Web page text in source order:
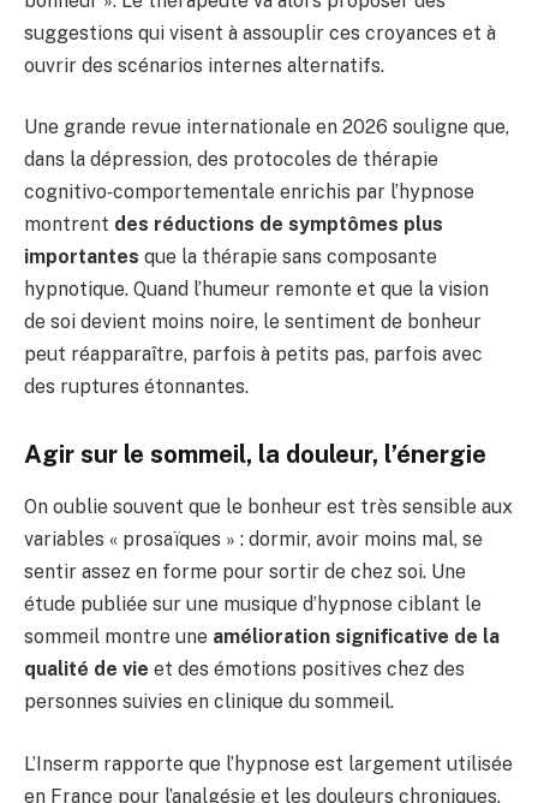
suggestions qui visent à assouplir ces croyances et à
ouvrir des scénarios internes alternatifs.
Une grande revue internationale en 2026 souligne que,
dans la dépression, des protocoles de thérapie
cognitivo‑comportementale enrichis par l’hypnose
montrent des réductions de symptômes plus
importantes que la thérapie sans composante
hypnotique. Quand l’humeur remonte et que la vision
de soi devient moins noire, le sentiment de bonheur
peut réapparaître, parfois à petits pas, parfois avec
des ruptures étonnantes.
Agir sur le sommeil, la douleur, l’énergie
On oublie souvent que le bonheur est très sensible aux
variables « prosaïques » : dormir, avoir moins mal, se
sentir assez en forme pour sortir de chez soi. Une
étude publiée sur une musique d’hypnose ciblant le
sommeil montre une amélioration significative de la
qualité de vie et des émotions positives chez des
personnes suivies en clinique du sommeil.
L’Inserm rapporte que l’hypnose est largement utilisée
en France pour l’analgésie et les douleurs chroniques.